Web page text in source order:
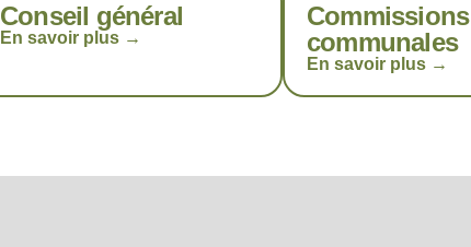
Conseil général
En savoir plus →
Commissions
communales
En savoir plus →